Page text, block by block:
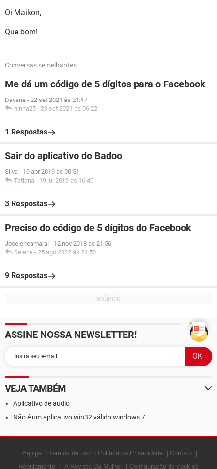
Oi Maikon,
Que bom!
Conversas semelhantes
Me dá um código de 5 dígitos para o Facebook
Dayane - 22 set 2021 às 21:47
ninha25 - 23 set 2021 às 06:22
1 Respostas
Sair do aplicativo do Badoo
Silva - 19 abr 2019 às 00:51
Tatiana - 19 jul 2019 às 16:40
3 Respostas
Preciso do código de 5 dígitos do Facebook
Joseleneamaral - 12 nov 2018 às 21:56
Selena - 25 ago 2022 às 21:50
9 Respostas
ASSINE NOSSA NEWSLETTER!
VEJA TAMBÉM
Aplicativo de audio
Não é um aplicativo win32 válido windows 7
Equipe Termos de uso Política de Privacidade
Contato
Regulamento
A Revista Da Mulher Configuração de cookies